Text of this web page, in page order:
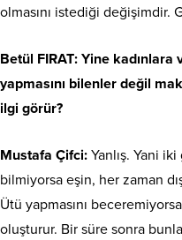
olmasını istediği değişimdir.
Betül FIRAT: Yine
yapmasını bilenler değil
ilgi görür?
Mustafa Çifci: Yanlış. Yani
bilmiyorsa eşin, her zaman
Ütü yapmasını
oluşturur. Bir süre sonra